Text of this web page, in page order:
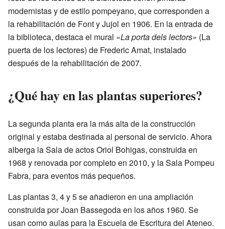
modernistas y de estilo pompeyano, que corresponden a
la rehabilitación de Font y Jujol en 1906. En la entrada de
la biblioteca, destaca el mural «La porta dels lectors» (La
puerta de los lectores) de Frederic Amat, instalado
después de la rehabilitación de 2007.
¿Qué hay en las plantas superiores?
La segunda planta era la más alta de la construcción
original y estaba destinada al personal de servicio. Ahora
alberga la Sala de actos Oriol Bohigas, construida en
1968 y renovada por completo en 2010, y la Sala Pompeu
Fabra, para eventos más pequeños.
Las plantas 3, 4 y 5 se añadieron en una ampliación
construida por Joan Bassegoda en los años 1960. Se
usan como aulas para la Escuela de Escritura del Ateneo.